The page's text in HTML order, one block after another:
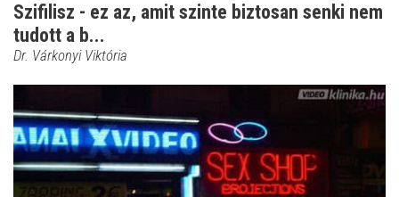
Szifilisz - ez az, amit szinte biztosan senki nem
tudott a b...
Dr. Várkonyi Viktória